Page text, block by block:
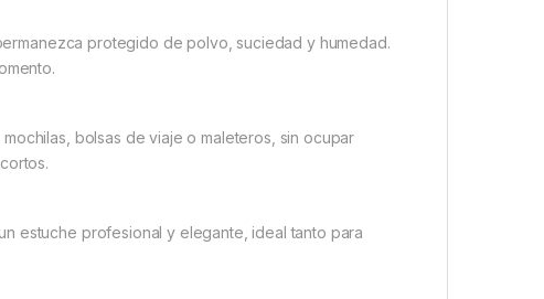
protegido de polvo, suciedad y humedad.
bolsas de viaje o maleteros, sin ocupar
estuche profesional y elegante, ideal tanto para